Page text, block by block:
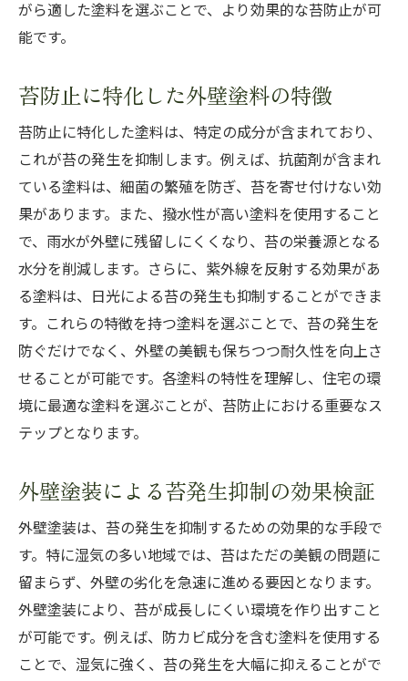
がら適した塗料を選ぶことで、より効果的な苔防止が可
能です。
苔防止に特化した外壁塗料の特徴
苔防止に特化した塗料は、特定の成分が含まれており、
これが苔の発生を抑制します。例えば、抗菌剤が含まれ
ている塗料は、細菌の繁殖を防ぎ、苔を寄せ付けない効
果があります。また、撥水性が高い塗料を使用すること
で、雨水が外壁に残留しにくくなり、苔の栄養源となる
水分を削減します。さらに、紫外線を反射する効果があ
る塗料は、日光による苔の発生も抑制することができま
す。これらの特徴を持つ塗料を選ぶことで、苔の発生を
防ぐだけでなく、外壁の美観も保ちつつ耐久性を向上さ
せることが可能です。各塗料の特性を理解し、住宅の環
境に最適な塗料を選ぶことが、苔防止における重要なス
テップとなります。
外壁塗装による苔発生抑制の効果検証
外壁塗装は、苔の発生を抑制するための効果的な手段で
す。特に湿気の多い地域では、苔はただの美観の問題に
留まらず、外壁の劣化を急速に進める要因となります。
外壁塗装により、苔が成長しにくい環境を作り出すこと
が可能です。例えば、防カビ成分を含む塗料を使用する
ことで、湿気に強く、苔の発生を大幅に抑えることがで